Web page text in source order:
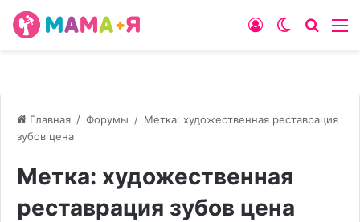
Switch
Войти
Главная / Форумы / Метка: художественная реставрация
зубов цена
Метка: художественная
реставрация зубов цена